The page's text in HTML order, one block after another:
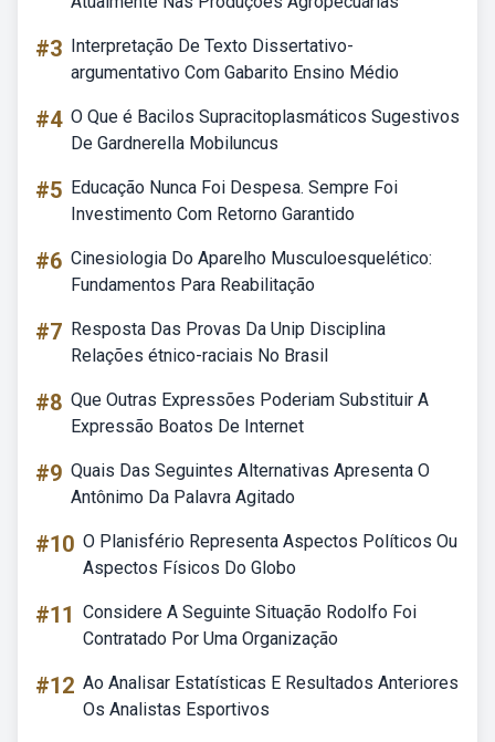
#3 Interpretação De Texto Dissertativo-
argumentativo Com Gabarito Ensino Médio
#4 O Que é Bacilos Supracitoplasmáticos Sugestivos
De Gardnerella Mobiluncus
#5 Educação Nunca Foi Despesa. Sempre Foi
Investimento Com Retorno Garantido
#6 Cinesiologia Do Aparelho Musculoesquelético:
Fundamentos Para Reabilitação
#7 Resposta Das Provas Da Unip Disciplina
Relações étnico-raciais No Brasil
#8 Que Outras Expressões Poderiam Substituir A
Expressão Boatos De Internet
#9 Quais Das Seguintes Alternativas Apresenta O
Antônimo Da Palavra Agitado
#10 O Planisfério Representa Aspectos Políticos Ou
Aspectos Físicos Do Globo
#11 Considere A Seguinte Situação Rodolfo Foi
Contratado Por Uma Organização
#12 Ao Analisar Estatísticas E Resultados Anteriores
Os Analistas Esportivos